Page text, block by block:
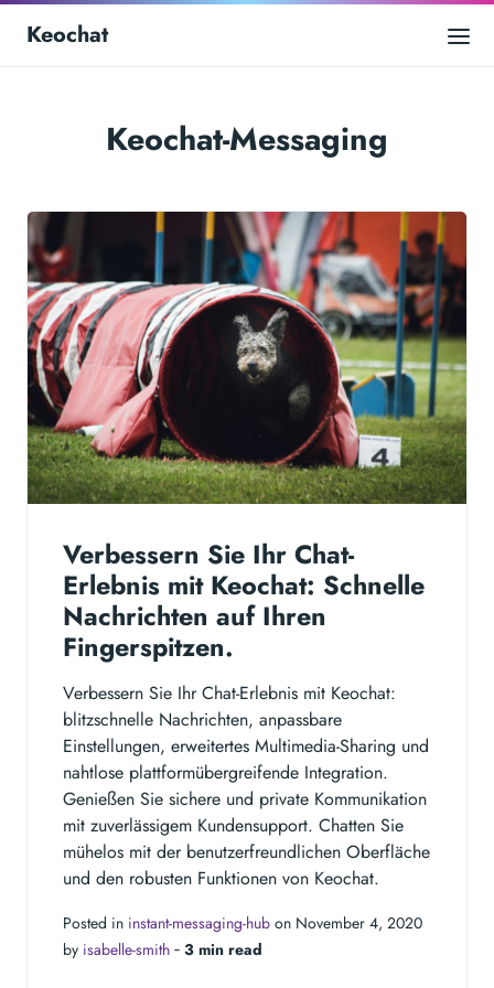
Keochat
Keochat-Messaging
Verbessern Sie Ihr Chat-
Erlebnis mit Keochat: Schnelle
Nachrichten auf Ihren
Fingerspitzen.
Verbessern Sie Ihr Chat-Erlebnis mit Keochat:
blitzschnelle Nachrichten, anpassbare
Einstellungen, erweitertes Multimedia-Sharing und
nahtlose plattformübergreifende Integration.
Genießen Sie sichere und private Kommunikation
mit zuverlässigem Kundensupport. Chatten Sie
mühelos mit der benutzerfreundlichen Oberfläche
und den robusten Funktionen von Keochat.
Posted in instant-messaging-hub on November 4, 2020
by isabelle-smith ‐ 3 min read